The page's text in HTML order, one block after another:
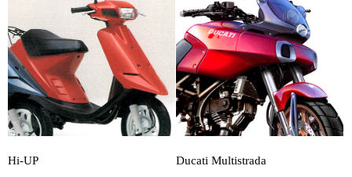
Hi-UP Ducati Multistrada